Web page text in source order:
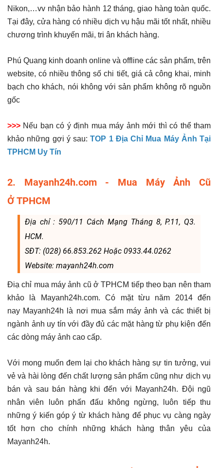
Nikon,…vv nhận bảo hành 12 tháng, giao hàng toàn quốc.
Tại đây, cửa hàng có nhiều dịch vụ hậu mãi tốt nhất, nhiều
chương trình khuyến mãi, tri ân khách hàng.
Phú Quang kinh doanh online và offline các sản phẩm, trên
website, có nhiều thông số chi tiết, giá cả công khai, minh
bạch cho khách, nói không với sản phẩm không rõ nguồn
gốc
>>> Nếu bạn có ý định mua máy ảnh mới thì có thể tham
khảo những gợi ý sau:TOP 1 Địa Chỉ Mua Máy Ảnh Tại
TPHCM Uy Tín
2. Mayanh24h.com - Mua Máy Ảnh Cũ
Ở TPHCM
Địa chỉ : 590/11 Cách Mạng Tháng 8, P.11, Q3.
HCM.
SĐT: (028) 66.853.262 Hoặc 0933.44.0262
Website: mayanh24h.com
Điạ chỉ mua máy ảnh cũ ở TPHCM tiếp theo bạn nên tham
khảo là Mayanh24h.com. Có mặt từu năm 2014 đến
nay Mayanh24h là nơi mua sắm máy ảnh và các thiết bị
ngành ảnh uy tín với đầy đủ các mặt hàng từ phụ kiện đến
các dòng máy ảnh cao cấp.
Với mong muốn đem lại cho khách hàng sự tin tưởng, vui
vẻ và hài lòng đến chất lượng sản phẩm cũng như dịch vụ
bán và sau bán hàng khi đến với Mayanh24h. Đội ngũ
nhân viên luôn phấn đấu không ngừng, luôn tiếp thu
những ý kiến góp ý từ khách hàng để phục vụ càng ngày
tốt hơn cho chính những khách hàng thân yêu của
Mayanh24h.